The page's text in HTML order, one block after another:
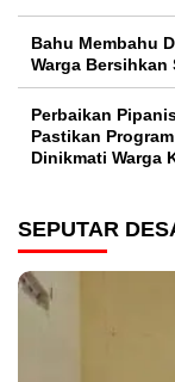
Bahu Membahu
Warga Bersihkan
Perbaikan
Pastikan
Dinikmati Warga
SEPUTAR